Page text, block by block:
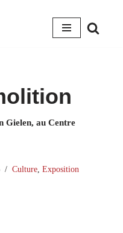
Gielen, au Centre
Culture Exposition